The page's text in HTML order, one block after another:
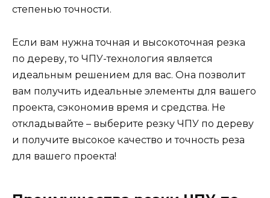
степенью точности.
Если вам нужна точная и высокоточная резка
по дереву, то ЧПУ-технология является
идеальным решением для вас. Она позволит
вам получить идеальные элементы для вашего
проекта, сэкономив время и средства. Не
откладывайте – выберите резку ЧПУ по дереву
и получите высокое качество и точность реза
для вашего проекта!